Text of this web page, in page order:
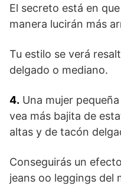
El secreto está en
manera lucirán más
Tu estilo se verá
delgado o mediano.
4. Una mujer
vea más bajita de
altas y de tacón
Conseguirás un
jeans oo leggings del